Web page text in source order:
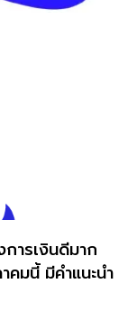
ารเงินดีมาก
คมนี้ มีคำแนะนำ